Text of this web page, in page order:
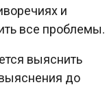
и
все проблемы.
выяснить
до